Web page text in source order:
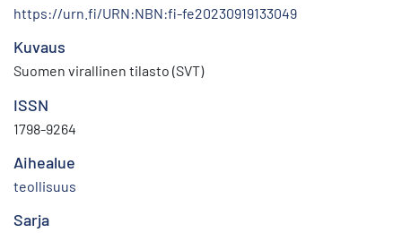
https://urn.fi/URN:NBN:fi-fe20230919133049
Kuvaus
Suomen virallinen tilasto (SVT)
ISSN
1798-9264
Aihealue
teollisuus
Sarja